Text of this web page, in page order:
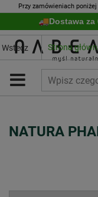
Przy zamówieniach poniżej
Dostawa za
Wstecz Strona
NATURA